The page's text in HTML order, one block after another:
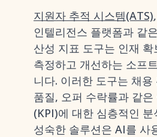
지원자 추적 시스템(ATS)
인텔리전스 플랫폼과 같
산성 지표 도구는 인재
측정하고 개선하는 소프
니다. 이러한 도구는 채
품질, 오퍼 수락률과 같
(KPI)에 대한 심층적인
성숙한 솔루션은 AI를 사